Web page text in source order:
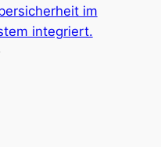
im
integriert.